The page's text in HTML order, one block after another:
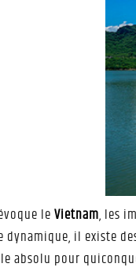
leVietnam, les
dynamique, il existe
absolu pour